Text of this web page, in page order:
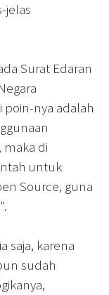
jelas
Surat Edaran
poin-nya adalah
maka di
untuk
Source, guna
saja, karena
sudah